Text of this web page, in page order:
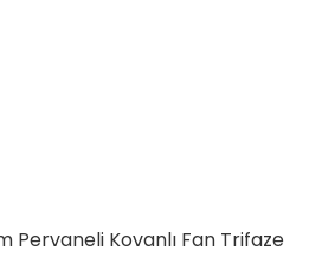
Pervaneli Kovanlı Fan Trifaze